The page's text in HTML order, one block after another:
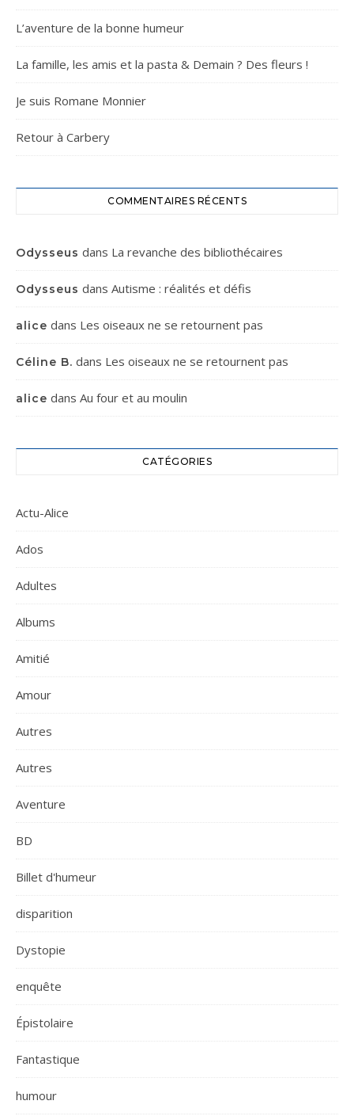
L’aventure de la bonne humeur
La famille, les amis et la pasta & Demain ? Des fleurs !
Je suis Romane Monnier
Retour à Carbery
COMMENTAIRES RÉCENTS
Odysseus dans La revanche des bibliothécaires
Odysseus dans Autisme : réalités et défis
alice dans Les oiseaux ne se retournent pas
Céline B. dans Les oiseaux ne se retournent pas
alice dans Au four et au moulin
CATÉGORIES
Actu-Alice
Ados
Adultes
Albums
Amitié
Amour
Autres
Autres
Aventure
BD
Billet d'humeur
disparition
Dystopie
enquête
Épistolaire
Fantastique
humour